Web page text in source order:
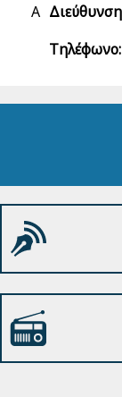
Α
Τηλέφωνο: